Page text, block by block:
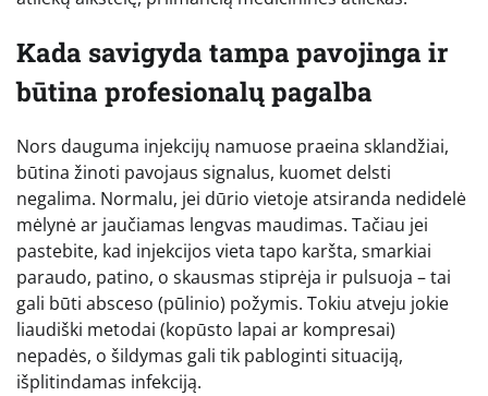
Kada savigyda tampa pavojinga ir
būtina profesionalų pagalba
Nors dauguma injekcijų namuose praeina sklandžiai,
būtina žinoti pavojaus signalus, kuomet delsti
negalima. Normalu, jei dūrio vietoje atsiranda nedidelė
mėlynė ar jaučiamas lengvas maudimas. Tačiau jei
pastebite, kad injekcijos vieta tapo karšta, smarkiai
paraudo, patino, o skausmas stiprėja ir pulsuoja – tai
gali būti absceso (pūlinio) požymis. Tokiu atveju jokie
liaudiški metodai (kopūsto lapai ar kompresai)
nepadės, o šildymas gali tik pabloginti situaciją,
išplitindamas infekciją.